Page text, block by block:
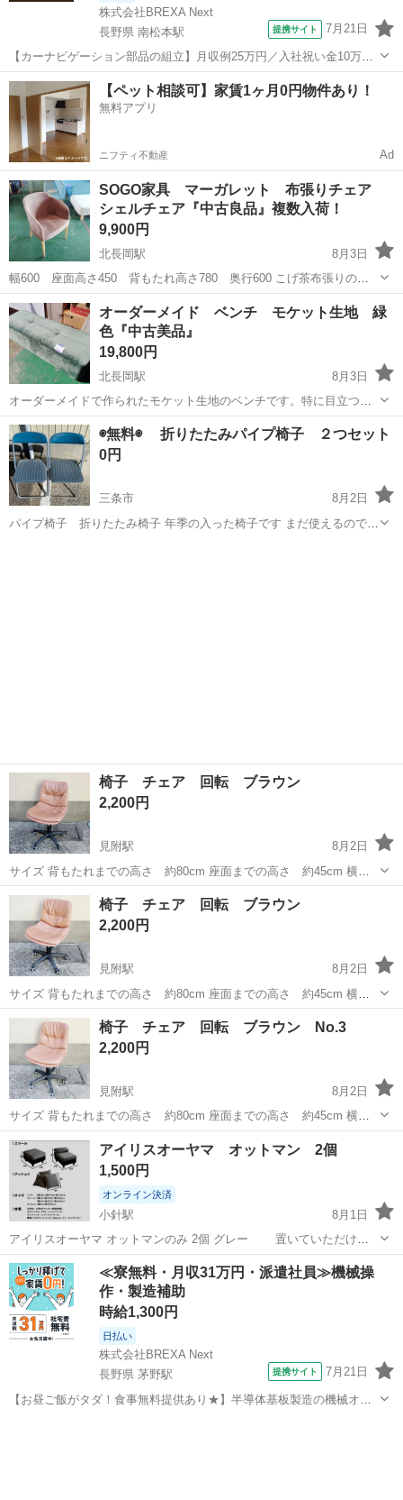
株式会社BREXA Next
長野県 南松本駅
提携サイト 7月21日
【カーナビゲーション部品の組立】月収例25万円／入社祝い金10万
円！／うれしい土日祝休み★年間休日125日／稼げる夜勤専属！日払い
OK！ 人気の工場のお仕事 ◇カーナビゲーション部品の組立◇ ■ 業務
内容 車載用カーナビゲ...
長野 松本市 南松本駅 その他
【ペット相談可】家賃1ヶ月0円物件あり！
無料アプリ
ニフティ不動産 Ad
SOGO家具 マーガレット 布張りチェア
シェルチェア『中古良品』複数入荷！
9,900円
北長岡駅
8月3日
幅600 座面高さ450 背もたれ高さ780 奥行600 こげ茶布張りのシ
ェルチェアです。特に目立つ傷や汚れの無い良品です！ 新品定価
99200円の品です！ ※この商品は新潟県外発送致しません。 商品コー
ド： 9...
新潟 長岡市 北長岡駅 椅子
オーダーメイド ベンチ モケット生地 緑
色『中古美品』
19,800円
北長岡駅
8月3日
オーダーメイドで作られたモケット生地のベンチです。特に目立つ傷
や汚れの無い美品です！ ベンチサイズ：幅1400 座面高430 奥行480 ※
大型商品につき配達は自社便配達のみ承ります。 ※この商品は新潟県
外発送致し...
新潟 長岡市 北長岡駅 椅子
◉無料◉ 折りたたみパイプ椅子 ２つセット
0円
三条市
8月2日
パイプ椅子 折りたたみ椅子 年季の入った椅子です まだ使えるので、
椅子 チェア 回転 ブラウン
2,200円
見附駅
8月2日
サイズ 背もたれまでの高さ 約80cm 座面までの高さ 約45cm 横
幅 約45cm 引き取り場所↓ 〒9540057 新潟県見附市新町1丁目2ー10
リサイクルショップみつけた！ ※アポ無しで来られても店舗にはない
為即...
新潟 見附市 見附駅 椅子
椅子 チェア 回転 ブラウン
2,200円
見附駅
8月2日
サイズ 背もたれまでの高さ 約80cm 座面までの高さ 約45cm 横
幅 約45cm 引き取り場所↓ 〒9540057 新潟県見附市新町1丁目2ー10
リサイクルショップみつけた！ ※アポ無しで来られても店舗にはない
為即...
新潟 見附市 見附駅 椅子
椅子 チェア 回転 ブラウン No.3
2,200円
見附駅
8月2日
サイズ 背もたれまでの高さ 約80cm 座面までの高さ 約45cm 横
幅 約45cm 引き取り場所↓ 〒9540057 新潟県見附市新町1丁目2ー10
リサイクルショップみつけた！ ※アポ無しで来られても店舗にはない
為即...
新潟 見附市 見附駅 椅子
アイリスオーヤマ オットマン 2個
1,500円
オンライン決済
小針駅
8月1日
アイリスオーヤマ オットマンのみ 2個 グレー 置いていただけ
で、ほとんど座っていません。 ただ、自宅内にあるため、小傷などは
ご了承願います。
新潟 新潟市 小針駅 椅子
≪寮無料・月収31万円・派遣社員≫機械操
作・製造補助
時給1,300円
日払い
株式会社BREXA Next
長野県 茅野駅
提携サイト 7月21日
【お昼ご飯がタダ！食事無料提供あり★】半導体基板製造の機械オペ